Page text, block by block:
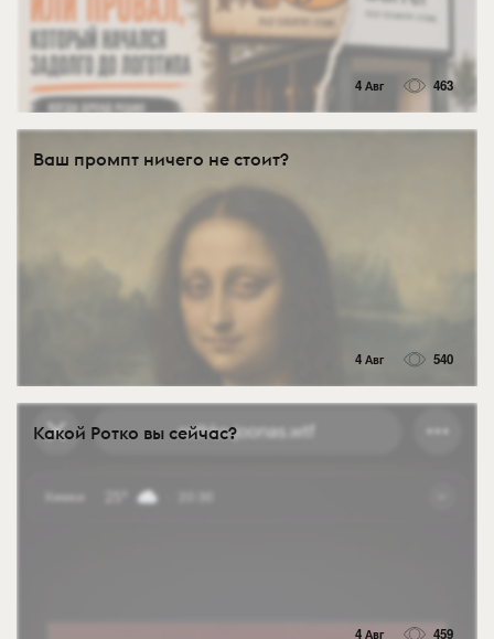
4 Авг 463
Ваш промпт ничего не стоит?
4 Авг 540
Какой Ротко вы сейчас?
4 Авг 459